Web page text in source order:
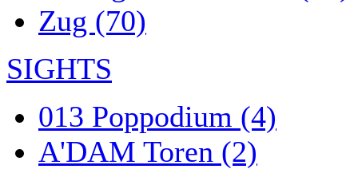
Zug (70)
SIGHTS
013 Poppodium (4)
A'DAM Toren (2)